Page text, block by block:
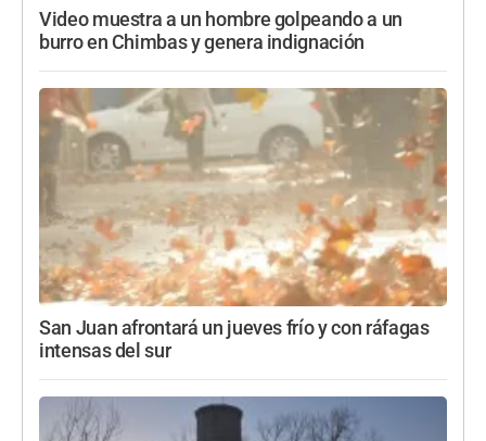
Video muestra a un hombre golpeando a un
burro en Chimbas y genera indignación
San Juan afrontará un jueves frío y con ráfagas
intensas del sur